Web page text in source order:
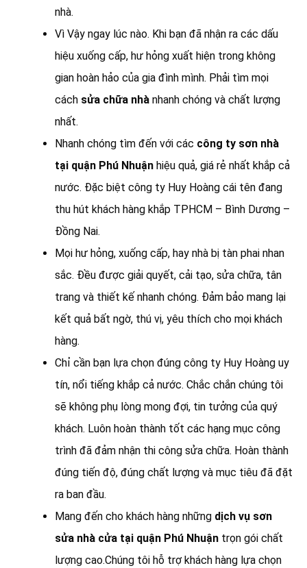
nhà.
Vì Vậy ngay lúc nào. Khi bạn đã nhận ra các dấu
hiệu xuống cấp, hư hỏng xuất hiện trong không
gian hoàn hảo của gia đình mình. Phải tìm mọi
cách sửa chữa nhà nhanh chóng và chất lượng
nhất.
Nhanh chóng tìm đến với các công ty sơn nhà
tại quận Phú Nhuận hiệu quả, giá rẻ nhất khắp cả
nước. Đặc biệt công ty Huy Hoàng cái tên đang
thu hút khách hàng khắp TPHCM – Bình Dương –
Đồng Nai.
Mọi hư hỏng, xuống cấp, hay nhà bị tàn phai nhan
sắc. Đều được giải quyết, cải tạo, sửa chữa, tân
trang và thiết kế nhanh chóng. Đảm bảo mang lại
kết quả bất ngờ, thú vị, yêu thích cho mọi khách
hàng.
Chỉ cần bạn lựa chọn đúng công ty Huy Hoàng uy
tín, nổi tiếng khắp cả nước. Chắc chắn chúng tôi
sẽ không phụ lòng mong đợi, tin tưởng của quý
khách. Luôn hoàn thành tốt các hạng mục công
trình đã đảm nhận thi công sửa chữa. Hoàn thành
đúng tiến độ, đúng chất lượng và mục tiêu đã đặt
ra ban đầu.
Mang đến cho khách hàng những dịch vụ sơn
sửa nhà cửa tại quận Phú Nhuận trọn gói chất
lượng cao.Chúng tôi hỗ trợ khách hàng lựa chọn